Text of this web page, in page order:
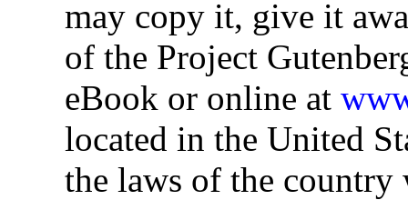
may copy it, give it
of the Project
eBook or online at
located in the United
the laws of the country